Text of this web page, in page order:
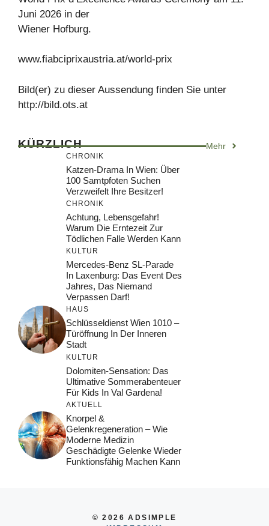
Juni 2026 in der
Wiener Hofburg.
www.fiabciprixaustria.at/world-prix
Bild(er) zu dieser Aussendung finden Sie unter
http://bild.ots.at
KÜRZLICH Mehr
CHRONIK
Katzen-Drama In Wien: Über
100 Samtpfoten Suchen
Verzweifelt Ihre Besitzer!
CHRONIK
Achtung, Lebensgefahr!
Warum Die Erntezeit Zur
Tödlichen Falle Werden Kann
KULTUR
Mercedes-Benz SL-Parade
In Laxenburg: Das Event Des
Jahres, Das Niemand
Verpassen Darf!
HAUS
Schlüsseldienst Wien 1010 –
Türöffnung In Der Inneren
Stadt
KULTUR
Dolomiten-Sensation: Das
Ultimative Sommerabenteuer
Für Kids In Val Gardena!
AKTUELL
Knorpel &
Gelenkregeneration – Wie
Moderne Medizin
Geschädigte Gelenke Wieder
Funktionsfähig Machen Kann
© 2026 ADSIMPLE